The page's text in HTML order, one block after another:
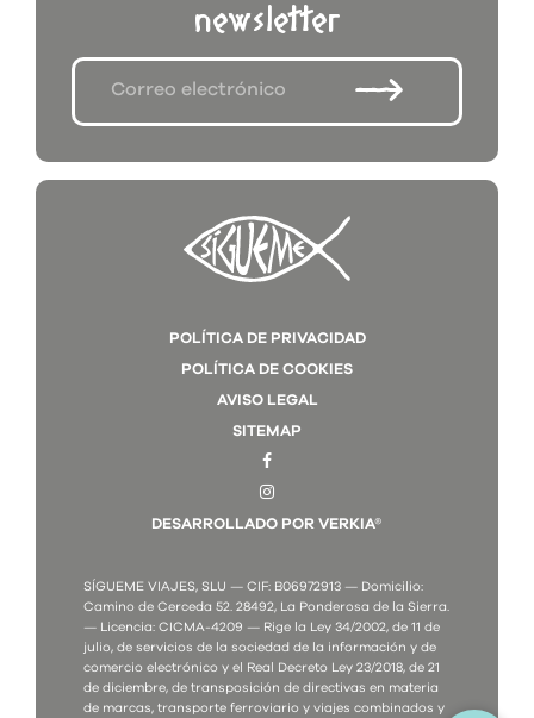
newsletter
POLÍTICA DE PRIVACIDAD
POLÍTICA DE COOKIES
AVISO LEGAL
SITEMAP
DESARROLLADO POR VERKIA®
SÍGUEME VIAJES, SLU — CIF: B06972913 — Domicilio:
Camino de Cerceda 52. 28492, La Ponderosa de la Sierra.
— Licencia: CICMA-4209 — Rige la Ley 34/2002, de 11 de
julio, de servicios de la sociedad de la información y de
comercio electrónico y el Real Decreto Ley 23/2018, de 21
de diciembre, de transposición de directivas en materia
de marcas, transporte ferroviario y viajes combinados y